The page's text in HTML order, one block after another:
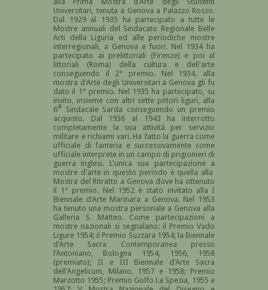
Universitari, tenuta a Genova a Palazzo Rosso.
Dal 1929 al 1935 ha partecipato a tutte le
Mostre annuali del Sindacato Regionale Belle
Arti della Liguria ed alle periodiche mostre
interregionali, a Genova e fuori. Nel 1934 ha
partecipato ai prelittoriali (Firenze) e poi al
littoriali (Roma) della cultura e dell'arte
conseguendo il 2° premio. Nel 1934, alla
mostra d'Arte degli Universitari a Genova gli fu
dato il 1° premio. Nel 1935 ha partecipato, su
invito, insieme con altri sette pittori liguri, alla
6a Sindacale Sarda conseguendo un premio
acquisto. Dal 1936 al 1943 ha interrotto
completamente la sua attività per servizio
militare e richiami vari. Ha fatto la guerra come
ufficiale di fanteria e successivamente come
ufficiale interprete in un campo di prigionieri di
guerra inglesi. L'unica sua partecipazione a
mostre d'arte in questo periodo è quella alla
Mostra del Ritratto a Genova dove ha ottenuto
il 1° premio. Nel 1952 è stato invitato alla I
Biennale d'Arte Marinara a Genova. Nel 1953
ha tenuto una mostra personale a Genova alla
Galleria S. Matteo. Come partecipazioni a
mostre nazionali si segnalano: il Premio Vado
Ligure 1954; il Premio Suzzara 1954; la Biennale
d'Arte Sacra Contemporanea presso
l'Antoniano, Bologna 1954, 1956, 1958
(premiato); II e III Biennale d'Arte Sacra
dell'Angelicum, Milano, 1957 e 1958; Premio
Marzotto 1955; Premio Golfo La Spezia, 1955 e